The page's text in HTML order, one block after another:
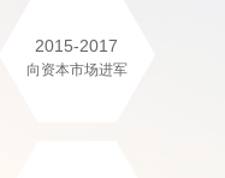
2015-2017
向资本市场进军